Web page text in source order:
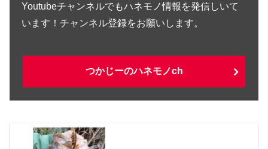
Youtubeチャンネルでもハネモノ情報を発信しいて
います！チャンネル登録をお願いします。
つかじーのハネモノch